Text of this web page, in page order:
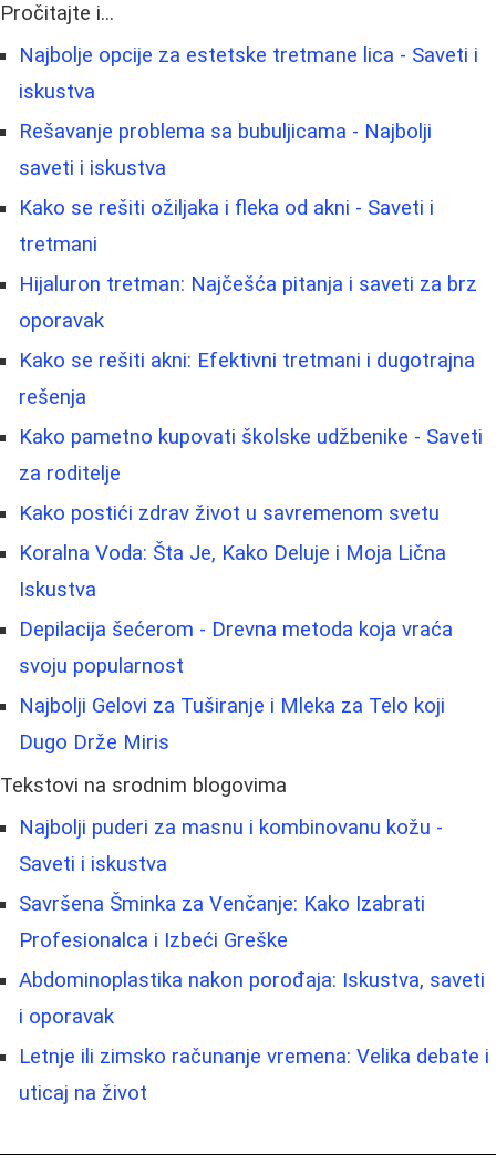
Pročitajte i...
Najbolje opcije za estetske tretmane lica - Saveti i
iskustva
Rešavanje problema sa bubuljicama - Najbolji
saveti i iskustva
Kako se rešiti ožiljaka i fleka od akni - Saveti i
tretmani
Hijaluron tretman: Najčešća pitanja i saveti za brz
oporavak
Kako se rešiti akni: Efektivni tretmani i dugotrajna
rešenja
Kako pametno kupovati školske udžbenike - Saveti
za roditelje
Kako postići zdrav život u savremenom svetu
Koralna Voda: Šta Je, Kako Deluje i Moja Lična
Iskustva
Depilacija šećerom - Drevna metoda koja vraća
svoju popularnost
Najbolji Gelovi za Tuširanje i Mleka za Telo koji
Dugo Drže Miris
Tekstovi na srodnim blogovima
Najbolji puderi za masnu i kombinovanu kožu -
Saveti i iskustva
Savršena Šminka za Venčanje: Kako Izabrati
Profesionalca i Izbeći Greške
Abdominoplastika nakon porođaja: Iskustva, saveti
i oporavak
Letnje ili zimsko računanje vremena: Velika debate i
uticaj na život